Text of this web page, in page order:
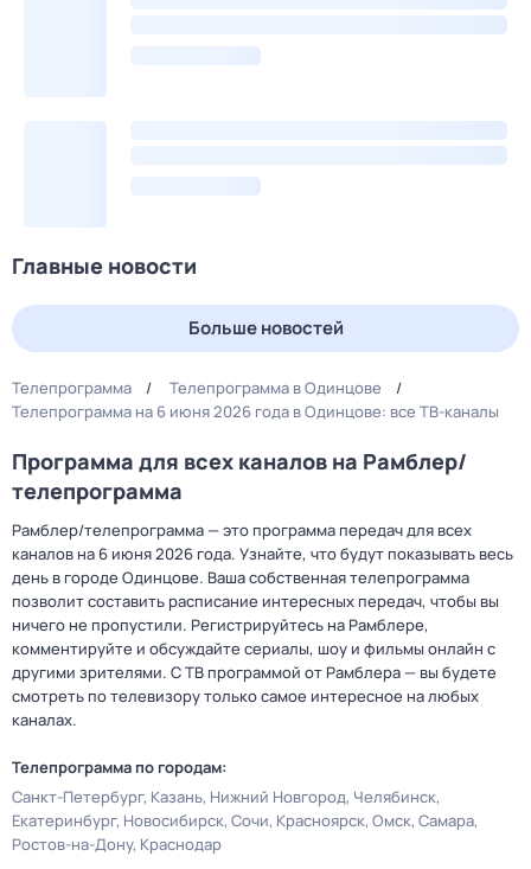
Главные новости
Больше новостей
Телепрограмма
Телепрограмма в Одинцове
Телепрограмма на 6 июня 2026 года в Одинцове: все ТВ-каналы
Программа для всех каналов на Рамблер/
телепрограмма
Рамблер/телепрограмма — это программа передач для всех
каналов на 6 июня 2026 года. Узнайте, что будут показывать весь
день в городе Одинцове. Ваша собственная телепрограмма
позволит составить расписание интересных передач, чтобы вы
ничего не пропустили. Регистрируйтесь на Рамблере,
комментируйте и обсуждайте сериалы, шоу и фильмы онлайн с
другими зрителями. С ТВ программой от Рамблера — вы будете
смотреть по телевизору только самое интересное на любых
каналах.
Телепрограмма по городам:
Санкт-Петербург Казань Нижний Новгород Челябинск
Екатеринбург Новосибирск Сочи Красноярск Омск Самара
Ростов-на-Дону Краснодар